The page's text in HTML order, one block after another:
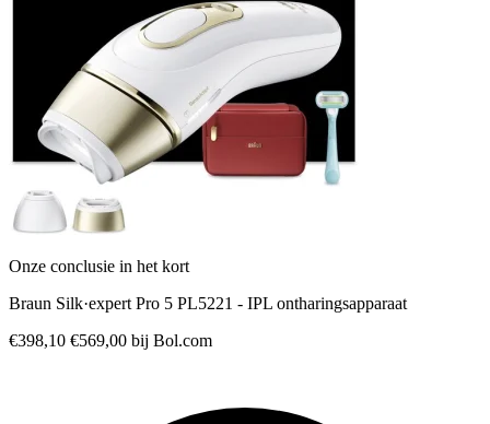
Onze conclusie in het kort
Braun Silk·expert Pro 5 PL5221 - IPL ontharingsapparaat
€398,10 €569,00 bij Bol.com